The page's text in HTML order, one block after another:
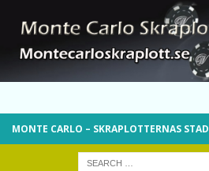
MONTE CARLO – SKRAPLOTTERNAS STAD